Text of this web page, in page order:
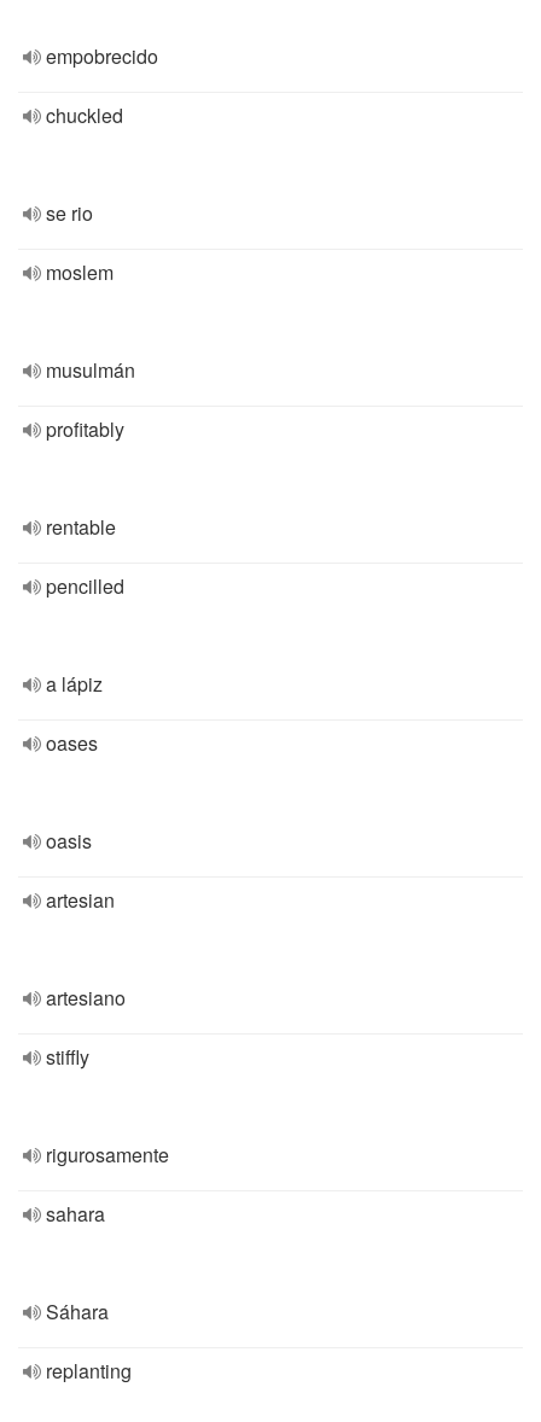
empobrecido
chuckled
se rio
moslem
musulmán
profitably
rentable
pencilled
a lápiz
oases
oasis
artesian
artesiano
stiffly
rigurosamente
sahara
Sáhara
replanting